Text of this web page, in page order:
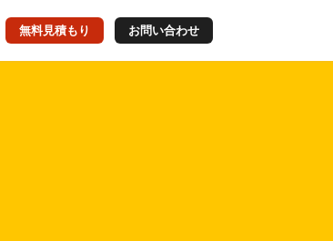
無料見積もり お問い合わせ